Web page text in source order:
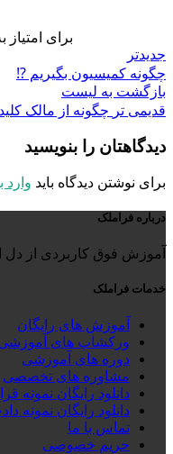
برای امتیاز
جدیدتر
چگونه کمیسیون بگیریم ⁉️
بازگشت به لیست
قدیمی تر چگونه از مالک
دیدگاهتان را بنویسید
برای نوشتن دیدگاه باید وارد
درباره فراملک
آموزش فوق کاربردی از دل
خدمات فراملک
آموزش های رایگان
ورکشاپ های
دوره های آموزشی
مشاوره های تخصصی
دانلود رایگان نمونه
دانلود رایگان نمونه
تماس با ما
حریم خصوصی